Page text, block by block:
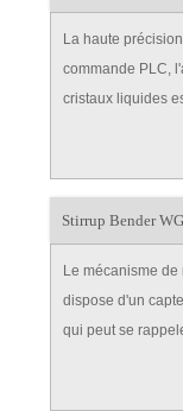
La haute
commande PLC,
cristaux liquides
logiciel de gestion;
Stirrup Bender
Le mécanisme
dispose d'un
qui peut se